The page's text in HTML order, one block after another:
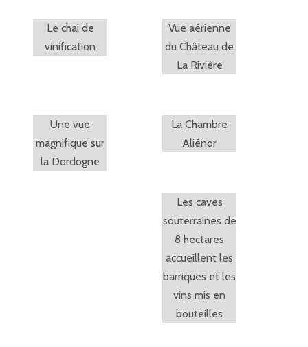
Le chai de
vinification
Vue aérienne
du Château de
La Rivière
Une vue
magnifique sur
la Dordogne
La Chambre
Aliénor
Les caves
souterraines de
8 hectares
accueillent les
barriques et les
vins mis en
bouteilles